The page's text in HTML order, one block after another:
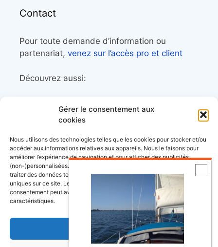
Gérer le consentement aux
cookies
Nous utilisons des technologies telles que les cookies pour stocker et/ou
accéder aux informations relatives aux appareils. Nous le faisons pour
améliorer l’expérience de navigation et pour afficher des publicités
(non-)personnalisées. Consentir à ces technologies nous autorisera à
traiter des données telles que le comportement de navigation ou les ID
uniques sur ce site. Le fait de ne pas consentir ou de retirer son
consentement peut avoir un effet négatif sur certaines fonctonnalités et
caractéristiques.
Accepter
Contact
Pour toute demande d’information ou
partenariat, venez sur l’accès pro et client
Découvrez aussi:
librairie maritime
le trek et le raid nautique
BoatingAds, le site d’annonces bateaux
européen
Depositphotos